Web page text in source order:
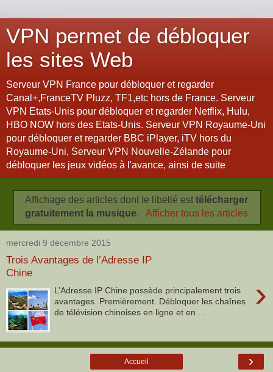
VPN permet de débloquer
les sites Web
Serveur VPN France pour débloquer et regarder
Canal+,FranceTV Pluzz, TF1,etc hors de France. Serveur
VPN Etats-Unis pour débloquer et regarder Netflix, Hulu,
HBO NOW hors des Etats-Unis. Serveur VPN Royaume-Uni
pour débloquer et regarder BBC iPlayer, iTV hors du
Royaume-Uni, Serveur VPN Nouvelle-Zélande pour
débloquer les jeux vidéos à l'avance, ainsi de suite
Affichage des articles dont le libellé est télécharger
gratuitement la musique. Afficher tous les articles
mercredi 9 décembre 2015
Trois Avantages de l’Adresse IP
Chine
›
L’Adresse IP Chine possède principalement trois
avantages. Premièrement. Débloquer les chaînes
de télévision chinoises en ligne et en ...
›
Accueil